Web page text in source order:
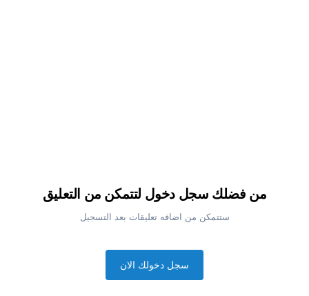
من فضلك سجل دخول لتتمكن من التعليق
ستتمكن من اضافه تعليقات بعد التسجيل
سجل دخولك الان